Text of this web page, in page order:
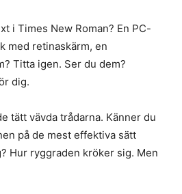
i Times New Roman? En PC-
med retinaskärm, en
Titta igen. Ser du dem?
dig.
tätt vävda trådarna. Känner du
på de mest effektiva sätt
Hur ryggraden kröker sig. Men